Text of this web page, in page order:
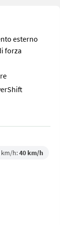
esterno
forza
km/h:40 km/h